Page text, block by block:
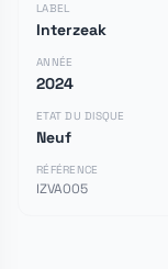
LABEL
Interzeak
ANNÉE
2024
ETAT DU DISQUE
Neuf
RÉFÉRENCE
IZVA005